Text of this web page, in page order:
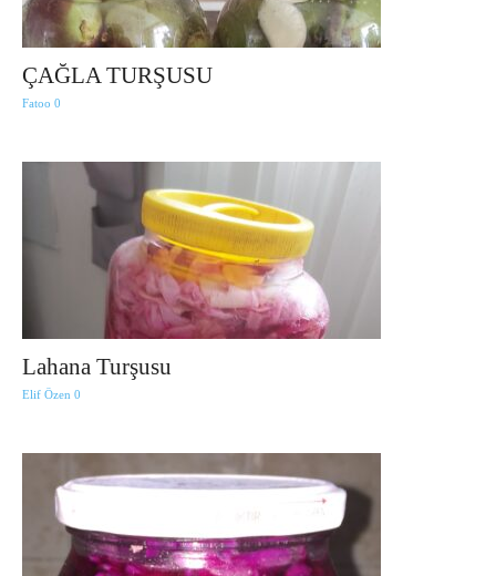
ÇAĞLA TURŞUSU
Fatoo 0
Lahana Turşusu
Elif Özen 0